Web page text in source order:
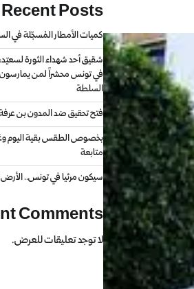
Recent Posts
كميات الأمطار المُسجّلة في الساعات
شقيق أحد شهداء الثورة
في تونس محشراً لمن يمارسون
السلطة
فتح تحقيق ضد المدون بن عرفة
بخصوص الطقس بقية اليوم
متابعة
سيكون مرئيا في تونس..
Comments
لا توجد تعليقات للعرض.